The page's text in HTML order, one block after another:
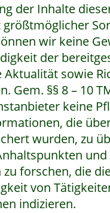
der Inhalte
wir keine
der
Aktualität sowie
Gem. §§ 8 – 10
keine
die
wurden, zu
und
forschen, die
von
indizieren.